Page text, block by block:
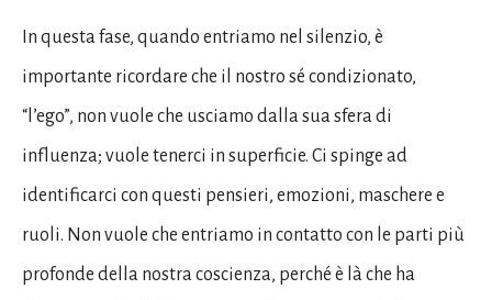
In questa fase, quando entriamo nel silenzio, è
importante ricordare che il nostro sé condizionato,
“l’ego”, non vuole che usciamo dalla sua sfera di
influenza; vuole tenerci in superficie. Ci spinge ad
identificarci con questi pensieri, emozioni, maschere e
ruoli. Non vuole che entriamo in contatto con le parti più
profonde della nostra coscienza, perché è là che ha